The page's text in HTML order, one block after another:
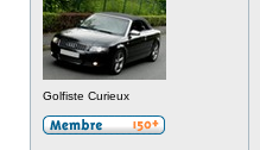
Golfiste Curieux